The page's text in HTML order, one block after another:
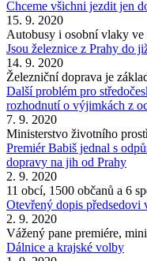
Chceme všichni jezdit jen
15. 9. 2020
Autobusy i osobní vlaky
Jsou železnice z Prahy do
14. 9. 2020
Železniční doprava je
Další problém pro
rozhodnutí o výjimkách z
7. 9. 2020
Ministerstvo životního
Premiér Babiš jednal s
dopravy na jih od Prahy
2. 9. 2020
11 obcí, 1500 občanů a 6
Otevřený dopis
2. 9. 2020
Vážený pane premiére,
Dálnice a krajské volby